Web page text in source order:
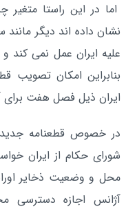
اما در این راستا
علیه ایران عمل نمی
بنابراین امکان تصویب
ایران ذیل فصل هفت برای
در خصوص قطعنامه
شورای حکام از ایران
محل و وضعیت ذخایر
آژانس اجازه دسترسی